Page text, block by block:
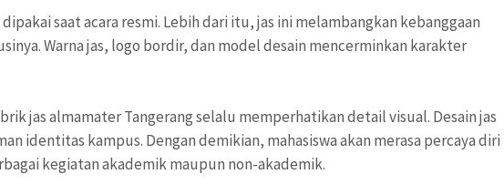
saat acara resmi. Lebih dari itu, jas ini melambangkan kebanggaan
Warna jas, logo bordir, dan model desain mencerminkan karakter
jas almamater Tangerang selalu memperhatikan detail visual. Desain jas
identitas kampus. Dengan demikian, mahasiswa akan merasa percaya diri
kegiatan akademik maupun non-akademik.